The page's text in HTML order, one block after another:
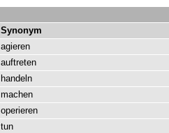
Synonym
agieren
auftreten
handeln
machen
operieren
tun